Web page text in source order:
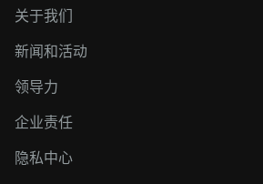
关于我们
新闻和活动
领导力
企业责任
隐私中心